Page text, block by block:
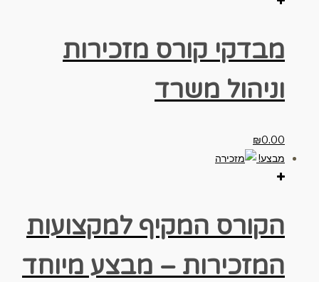
מבדקי קורס מזכירות
וניהול משרד
₪0.00
מבצע!
הקורס המקיף למקצועות
המזכירות – מבצע מיוחד